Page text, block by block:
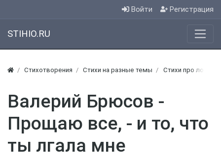
Войти Регистрация
STIHIO.RU
Стихотворения Стихи на разные темы Стихи про ложь
Валерий Брюсов -
Прощаю все, - и то, что
ты лгала мне